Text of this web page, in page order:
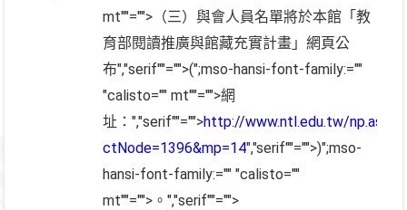
mt""="">（三）與會人員名單將於本館「教
育部閱讀推廣與館藏充實計畫」網頁公
布","serif""="">(";mso-hansi-font-family:=""
"calisto="" mt""="">網
址： ","serif""="">http://www.ntl.edu.tw/np.asp?
ctNode=1396&mp=14","serif""="">)";mso-
hansi-font-family:="" "calisto=""
mt""="">。 ","serif""="">